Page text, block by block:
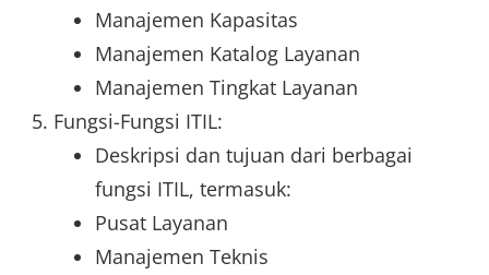
Manajemen Kapasitas
Manajemen Katalog Layanan
Manajemen Tingkat Layanan
Fungsi-Fungsi ITIL:
Deskripsi dan tujuan dari berbagai
fungsi ITIL, termasuk:
Pusat Layanan
Manajemen Teknis